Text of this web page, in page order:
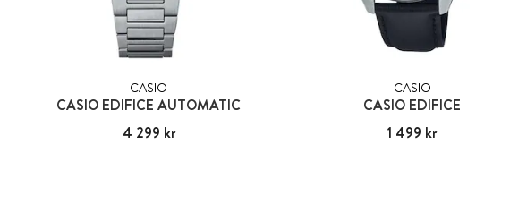
CASIO
CASIO EDIFICE AUTOMATIC
Pris:4 299 kr
4 299 kr
CASIO
CASIO EDIFICE
Pris :1 499 kr
1 499 kr